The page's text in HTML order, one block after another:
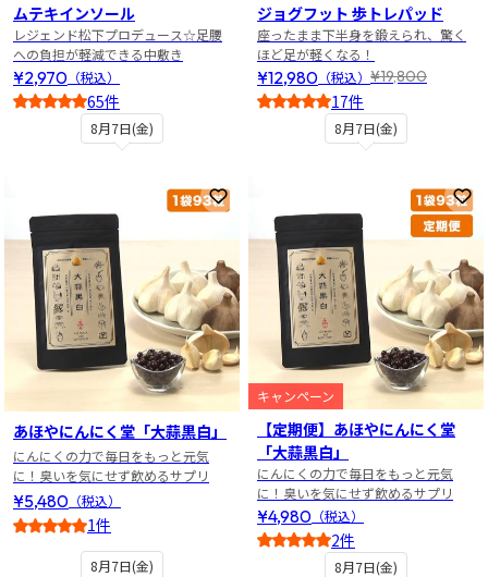
8月7日(金)
ムテキインソール
レジェンド松下プロデュース☆足腰
への負担が軽減できる中敷き
¥2,970 （税込）
65件
8月7日(金)
ジョグフット 歩トレパッド
座ったまま下半身を鍛えられ、驚く
ほど足が軽くなる！
¥12,980 （税込） ¥19,800
17件
8月7日(金)
お気に入りに登録
あほやにんにく堂「大蒜黒白」
にんにくの力で毎日をもっと元気
に！臭いを気にせず飲めるサプリ
¥5,480 （税込）
1件
8月7日(金)
お
キャンペーン
【定期便】あほやにんにく堂
「大蒜黒白」
にんにくの力で毎日をもっと元気
に！臭いを気にせず飲めるサプリ
¥4,980 （税込）
2件